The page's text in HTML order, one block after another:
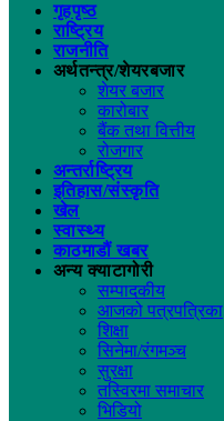
गृहपृष्ठ
राष्ट्रिय
राजनीति
अर्थतन्त्र/शेयरबजार
शेयर बजार
कारोबार
बैंक तथा वित्तीय
रोजगार
अन्तर्राष्ट्रिय
इतिहास/संस्कृति
खेल
स्वास्थ्य
काठमाडौं खबर
अन्य क्याटागोरी
सम्पादकीय
आजको पत्रपत्रिका
शिक्षा
सिनेमा/रंगमञ्च
सुरक्षा
तस्विरमा समाचार
भिडियो